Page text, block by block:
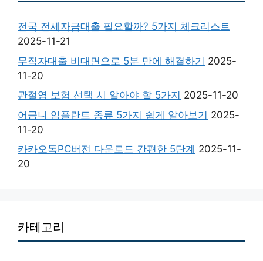
전국 전세자금대출 필요할까? 5가지 체크리스트
2025-11-21
무직자대출 비대면으로 5분 만에 해결하기 2025-
11-20
관절염 보험 선택 시 알아야 할 5가지 2025-11-20
어금니 임플란트 종류 5가지 쉽게 알아보기 2025-
11-20
카카오톡PC버전 다운로드 간편한 5단계 2025-11-
20
카테고리